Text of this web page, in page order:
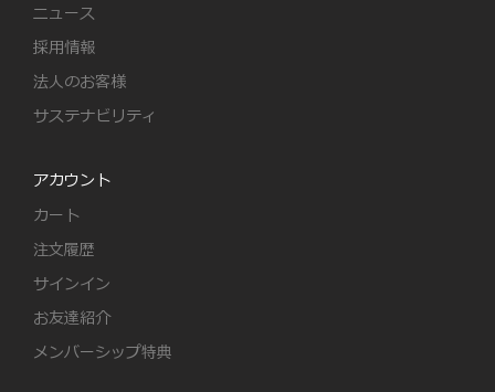
ニュース
採用情報
法人のお客様
サステナビリティ
アカウント
カート
注文履歴
サインイン
お友達紹介
メンバーシップ特典